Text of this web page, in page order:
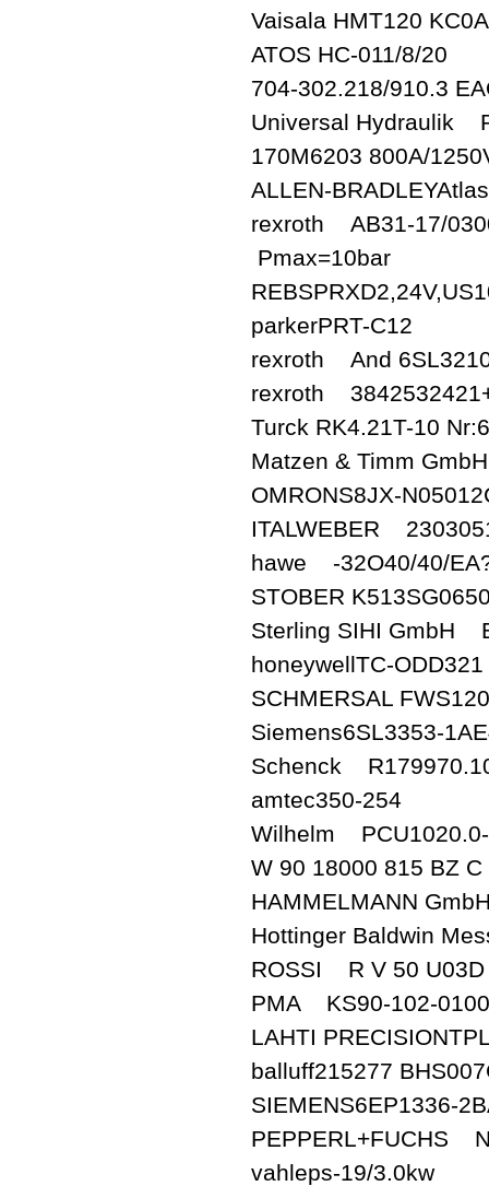
Vaisala HMT120
ATOS HC-011/8/20
704-302.218/910.3
Universal Hydraulik
170M6203 800A/
ALLEN-
rexroth AB31-17/
Pmax=10bar
parkerPRT-C12
rexroth And
rexroth
Turck RK4.21T-10
Matzen & Timm
OMRONS8JX-
ITALWEBER
hawe -32O40/40/
STOBER
Sterling SIHI GmbH
honeywellTC-ODD321
SCHMERSAL
Siemens6SL3353-
Schenck
amtec350-254
Wilhelm
W 90 18000 815 BZ C
HAMMELMANN
Hottinger Baldwin
ROSSI R V 50 U03D
PMA KS90-102-
LAHTI
balluff215277
SIEMENS6EP1336-
PEPPERL+FUCHS
vahleps-19/3.0kw